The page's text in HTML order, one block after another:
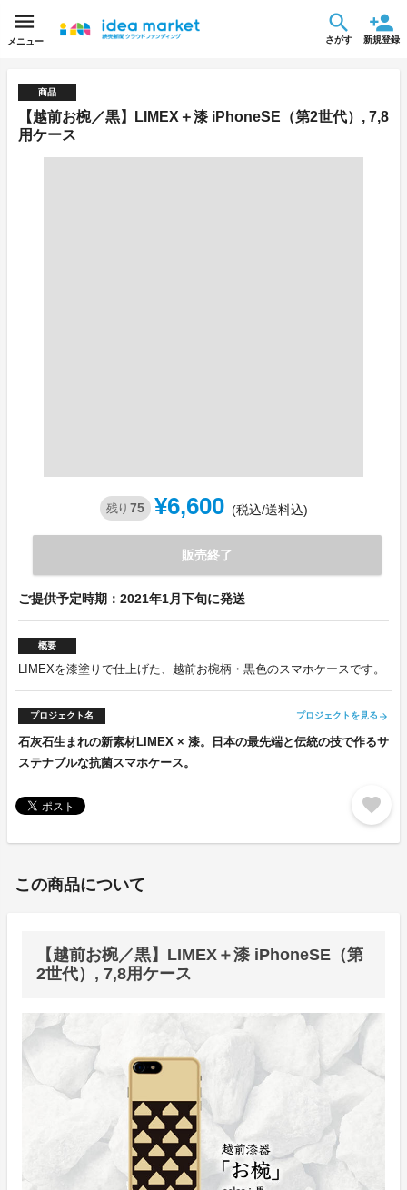
メニュー さがす 新規登録
商品
【越前お椀／黒】LIMEX＋漆 iPhoneSE（第2世代）, 7,8
用ケース
残り 75 ¥6,600 (税込/送料込)
販売終了
ご提供予定時期：2021年1月下旬に発送
概要
LIMEXを漆塗りで仕上げた、越前お椀柄・黒色のスマホケースです。
プロジェクト名 プロジェクトを見る arrow_forward
石灰石生まれの新素材LIMEX × 漆。日本の最先端と伝統の技で作るサ
ステナブルな抗菌スマホケース。
favorite
この商品について
【越前お椀／黒】LIMEX＋漆 iPhoneSE（第
2世代）, 7,8用ケース